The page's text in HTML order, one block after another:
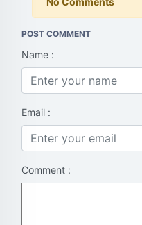
POST COMMENT
Name :
Email :
Comment :